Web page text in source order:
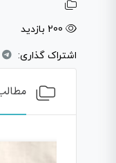
اشتراک گذاری: